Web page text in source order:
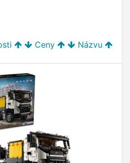
Ceny Názvu